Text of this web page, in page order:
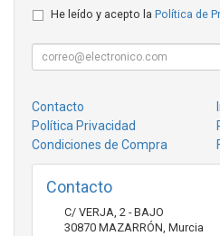
He leído y acepto la Política de
Contacto
Política Privacidad
Condiciones de Compra
Contacto
C/ VERJA, 2 - BAJO
30870 MAZARRÓN, Murcia